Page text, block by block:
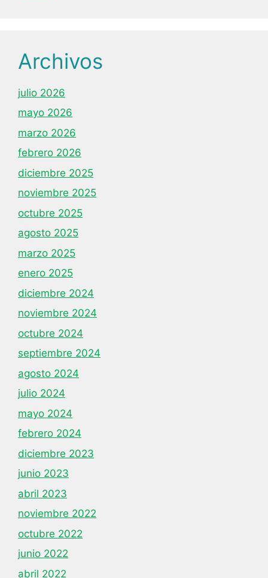
Archivos
julio 2026
mayo 2026
marzo 2026
febrero 2026
diciembre 2025
noviembre 2025
octubre 2025
agosto 2025
marzo 2025
enero 2025
diciembre 2024
noviembre 2024
octubre 2024
septiembre 2024
agosto 2024
julio 2024
mayo 2024
febrero 2024
diciembre 2023
junio 2023
abril 2023
noviembre 2022
octubre 2022
junio 2022
abril 2022